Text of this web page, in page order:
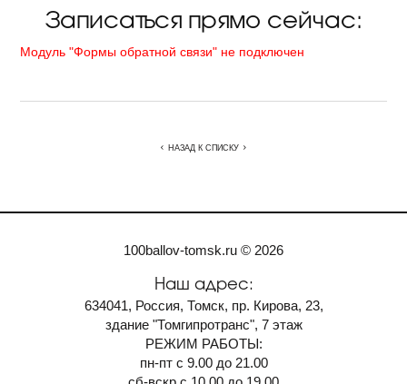
Записаться прямо сейчас:
Модуль "Формы обратной связи" не подключен
НАЗАД К СПИСКУ
100ballov-tomsk.ru © 2026
Наш адрес:
634041, Россия, Томск, пр. Кирова, 23,
здание "Томгипротранс", 7 этаж
РЕЖИМ РАБОТЫ:
пн-пт с 9.00 до 21.00